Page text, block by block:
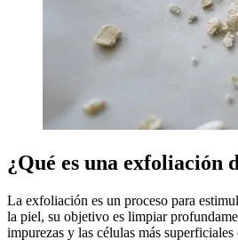
¿Qué es una exfoliación
La exfoliación es un proceso para
la piel, su objetivo es limpiar
impurezas y las células más